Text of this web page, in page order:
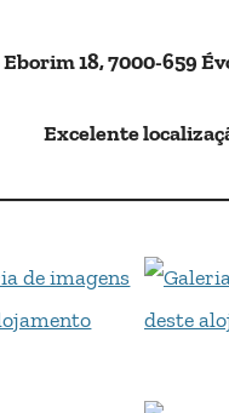
Eborim 18, 7000-659
Excelente